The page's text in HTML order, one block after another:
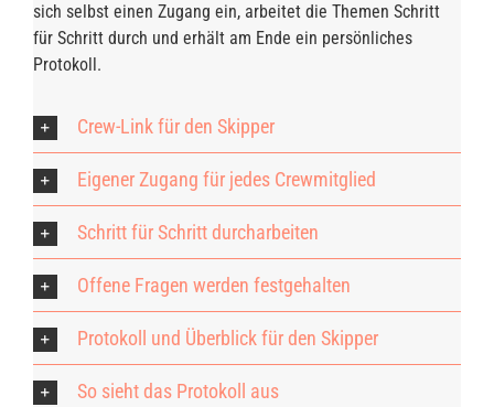
sich selbst einen Zugang ein, arbeitet die Themen Schritt
für Schritt durch und erhält am Ende ein persönliches
Protokoll.
Crew-Link für den Skipper
Eigener Zugang für jedes Crewmitglied
Schritt für Schritt durcharbeiten
Offene Fragen werden festgehalten
Protokoll und Überblick für den Skipper
So sieht das Protokoll aus